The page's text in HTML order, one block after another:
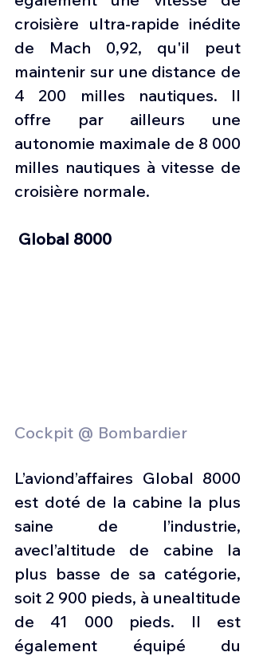
croisière ultra-rapide inédite
de Mach 0,92, qu'il peut
maintenir sur une distance de
4 200 milles nautiques. Il
offre par ailleurs une
autonomie maximale de 8 000
milles nautiques à vitesse de
croisière normale.
Global 8000
Cockpit @ Bombardier
L’aviond’affaires Global 8000
est doté de la cabine la plus
saine de l’industrie,
avecl’altitude de cabine la
plus basse de sa catégorie,
soit 2 900 pieds, à unealtitude
de 41 000 pieds. Il est
également équipé du